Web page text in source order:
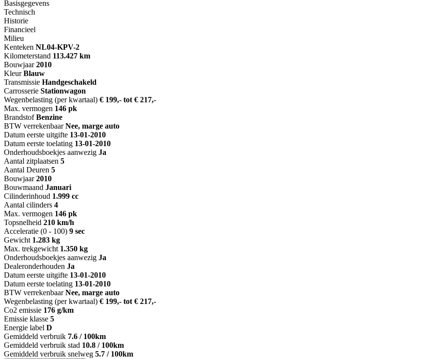
Basisgegevens
Technisch
Historie
Financieel
Milieu
Kenteken NL04-KPV-2
Kilometerstand 113.427 km
Bouwjaar 2010
Kleur Blauw
Transmissie Handgeschakeld
Carrosserie Stationwagon
Wegenbelasting (per kwartaal) € 199,- tot € 217,-
Max. vermogen 146 pk
Brandstof Benzine
BTW verrekenbaar Nee, marge auto
Datum eerste uitgifte 13-01-2010
Datum eerste toelating 13-01-2010
Onderhoudsboekjes aanwezig Ja
Aantal zitplaatsen 5
Aantal Deuren 5
Bouwjaar 2010
Bouwmaand Januari
Cilinderinhoud 1.999 cc
Aantal cilinders 4
Max. vermogen 146 pk
Topsnelheid 210 km/h
Acceleratie (0 - 100) 9 sec
Gewicht 1.283 kg
Max. trekgewicht 1.350 kg
Onderhoudsboekjes aanwezig Ja
Dealeronderhouden Ja
Datum eerste uitgifte 13-01-2010
Datum eerste toelating 13-01-2010
BTW verrekenbaar Nee, marge auto
Wegenbelasting (per kwartaal) € 199,- tot € 217,-
Co2 emissie 176 g/km
Emissie klasse 5
Energie label D
Gemiddeld verbruik 7.6 / 100km
Gemiddeld verbruik stad 10.8 / 100km
Gemiddeld verbruik snelweg 5.7 / 100km